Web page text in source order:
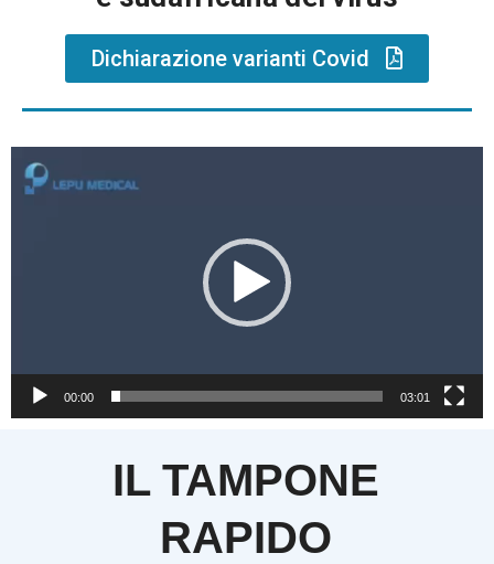
Dichiarazione varianti Covid
Video
Player
00:00 03:01
IL TAMPONE
RAPIDO